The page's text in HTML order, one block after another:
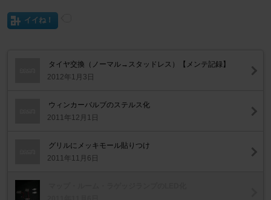
イイね！
タイヤ交換（ノーマル→スタッドレス）【メンテ記録】
2012年1月3日
ウィンカーバルブのステルス化
2011年12月1日
グリルにメッキモール貼りつけ
2011年11月6日